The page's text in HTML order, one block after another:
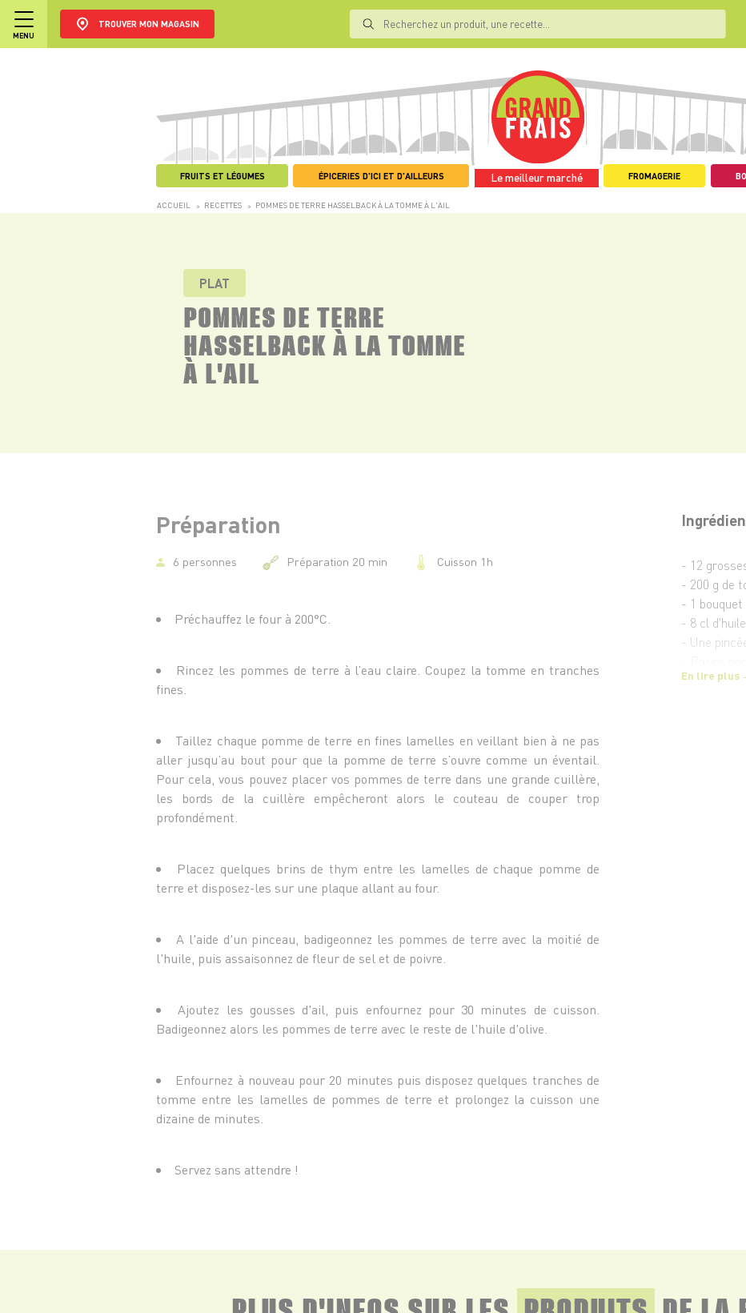
MENU
TROUVER MON MAGASIN
FRUITS ET LÉGUMES ÉPICERIES D'ICI ET D'AILLEURS Le meilleur marché FROMAGERIE
ACCUEIL > RECETTES > POMMES DE TERRE HASSELBACK À LA TOMME À L'AIL
PLAT
POMMES DE TERRE
HASSELBACK À LA TOMME
À L'AIL
- 12
- 200 g de
- 1
- 8 cl
- Une
- 3 gousses
En lire plus
Préparation
6 personnes Préparation 20 min Cuisson 1h
Préchauffez le four à 200°C.
Rincez les pommes de terre à l’eau claire. Coupez la tomme en tranches
fines.
Taillez chaque pomme de terre en fines lamelles en veillant bien à ne pas
aller jusqu’au bout pour que la pomme de terre s’ouvre comme un éventail.
Pour cela, vous pouvez placer vos pommes de terre dans une grande cuillère,
les bords de la cuillère empêcheront alors le couteau de couper trop
profondément.
Placez quelques brins de thym entre les lamelles de chaque pomme de
terre et disposez-les sur une plaque allant au four.
A l'aide d'un pinceau, badigeonnez les pommes de terre avec la moitié de
l'huile, puis assaisonnez de fleur de sel et de poivre.
Ajoutez les gousses d'ail, puis enfournez pour 30 minutes de cuisson.
Badigeonnez alors les pommes de terre avec le reste de l'huile d'olive.
Enfournez à nouveau pour 20 minutes puis disposez quelques tranches de
tomme entre les lamelles de pommes de terre et prolongez la cuisson une
dizaine de minutes.
Servez sans attendre !